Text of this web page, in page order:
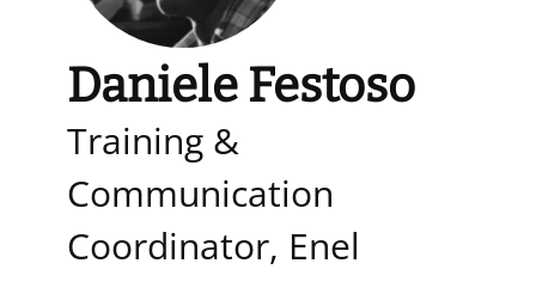
Daniele Festoso
Training &
Communication
Coordinator, Enel